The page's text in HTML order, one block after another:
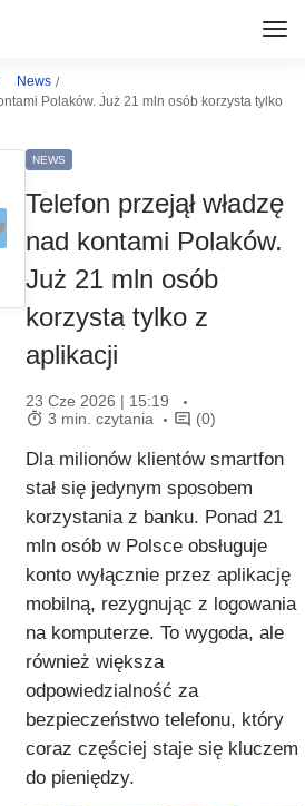
News
Polaków. Już 21 mln osób korzysta tylko
NEWS
Telefon przejął władzę
nad kontami Polaków.
Już 21 mln osób
korzysta tylko z
aplikacji
23 Cze 2026 | 15:19
3 min. czytania
(0)
Dla milionów klientów smartfon
stał się jedynym sposobem
korzystania z banku. Ponad 21
mln osób w Polsce obsługuje
konto wyłącznie przez aplikację
mobilną, rezygnując z logowania
na komputerze. To wygoda, ale
również większa
odpowiedzialność za
bezpieczeństwo telefonu, który
coraz częściej staje się kluczem
do pieniędzy.